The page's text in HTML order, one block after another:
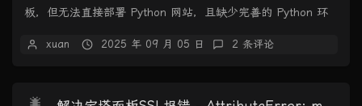
板，但无法直接部署 Python 网站，且缺少完善的 Python 环
xuan 2025 年 09 月 05 日 2 条评论